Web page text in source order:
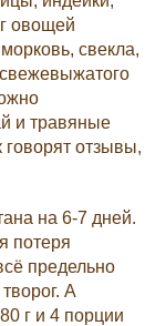
овощей
свекла,
и травяные
говорят отзывы,
на 6-7 дней.
потеря
предельно
А
г и 4 порции